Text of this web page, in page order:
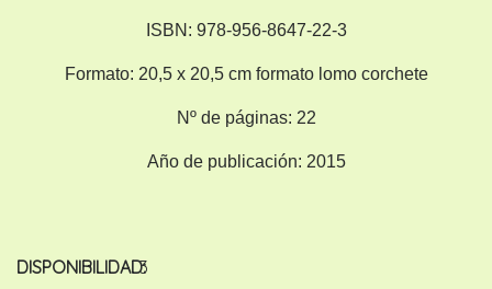
ISBN: 978-956-8647-22-3
Formato: 20,5 x 20,5 cm formato lomo corchete
Nº de páginas: 22
Año de publicación: 2015
DISPONIBILIDAD:
3